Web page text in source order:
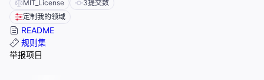
MIT_License 3提交数
定制我的领域
README
规则集
举报项目